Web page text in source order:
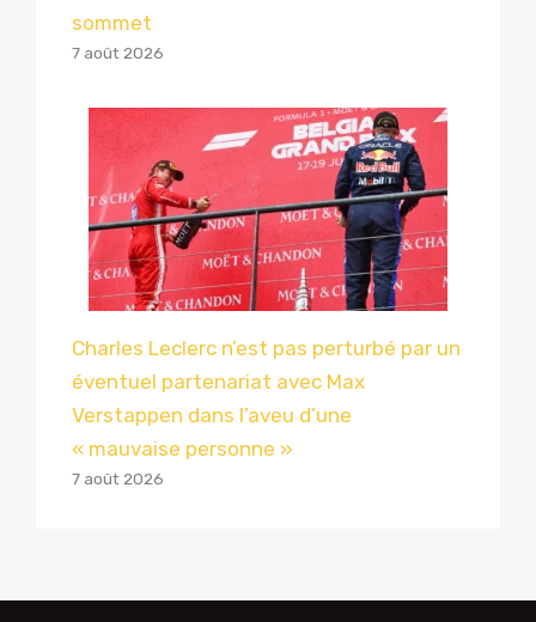
sommet
7 août 2026
Charles Leclerc n’est pas perturbé par un
éventuel partenariat avec Max
Verstappen dans l’aveu d’une
« mauvaise personne »
7 août 2026